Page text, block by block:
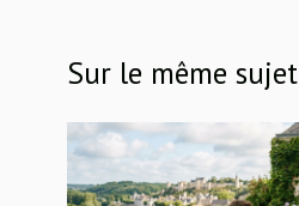
Sur le même sujet